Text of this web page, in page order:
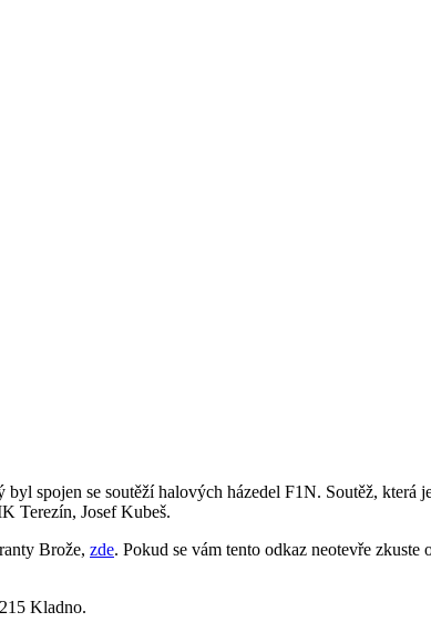
spojen se soutěží halových házedel F1N. Soutěž, která
Terezín, Josef Kubeš.
Brože, zde. Pokud se vám tento odkaz neotevře
Kladno.